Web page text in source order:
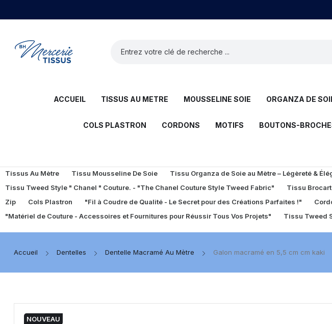
ACCUEIL TISSUS AU METRE MOUSSELINE SOIE ORGANZA DE
COLS PLASTRON CORDONS MOTIFS BOUTONS-
Tissus Au Mètre Tissu Mousseline De Soie Tissu Organza de Soie au Mètre – Légèreté &
Tissu Tweed Style " Chanel " Couture. - "The Chanel Couture Style Tweed Fabric"
Tissu
Zip
Cols Plastron "Fil à Coudre de Qualité - Le Secret pour des Créations Parfaites !"
"Matériel de Couture - Accessoires et Fournitures pour Réussir Tous Vos Projets"
Tissu Tweed
Accueil Dentelles Dentelle Macramé Au Mètre Galon macramé en 5,5 cm cm kaki
NOUVEAU